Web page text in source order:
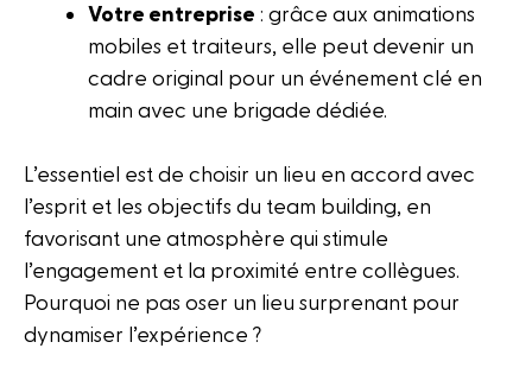
Votre entreprise : grâce aux animations
mobiles et traiteurs, elle peut devenir un
cadre original pour un événement clé en
main avec une brigade dédiée.
L’essentiel est de choisir un lieu en accord avec
l’esprit et les objectifs du team building, en
favorisant une atmosphère qui stimule
l’engagement et la proximité entre collègues.
Pourquoi ne pas oser un lieu surprenant pour
dynamiser l’expérience ?